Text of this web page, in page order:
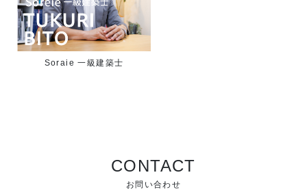
Soraie 一級建築士
CONTACT
お問い合わせ